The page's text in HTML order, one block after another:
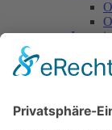
What's